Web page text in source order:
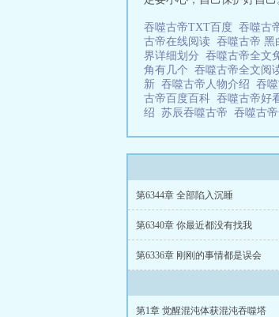
吞噬古帝TXT百度 吞噬古
古帝在线阅读 吞噬古帝 黑
界详细划分 吞噬古帝全文
角有几个 吞噬古帝全文阅
新 吞噬古帝人物介绍 吞
古帝百度百科 吞噬古帝好
绍 苏辰吞噬古帝 吞噬古
第6344章 全部陷入沉睡
第6340章 你最近都没有找我
第6336章 刚刚的事情都是误会
第1章 觉醒混沌体获混沌吞噬塔